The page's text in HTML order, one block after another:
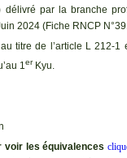
par la branche
2024 (Fiche RNCP
titre de l’article L
1erKyu.
voir les équivalences